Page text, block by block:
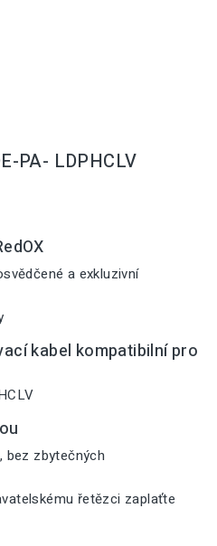
PA- LDPHCLV
a exkluzivní
kabel kompatibilní pro
bez zbytečných
řetězci zaplaťte